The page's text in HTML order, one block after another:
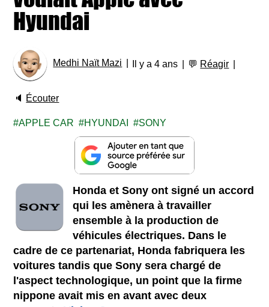
Hyundai
Medhi Naït Mazi Il y a 4 ans 💬 Réagir
🔈 Écouter
APPLE CAR HYUNDAI SONY
Honda et Sony ont signé un accord
qui les amènera à travailler
ensemble à la production de
véhicules électriques. Dans le
cadre de ce partenariat, Honda fabriquera les
voitures tandis que Sony sera chargé de
l'aspect technologique, un point que la firme
nippone avait mis en avant avec deux